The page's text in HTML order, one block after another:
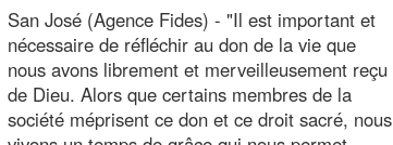
San José (Agence Fides) - "Il est important et
nécessaire de réfléchir au don de la vie que
nous avons librement et merveilleusement reçu
de Dieu. Alors que certains membres de la
société méprisent ce don et ce droit sacré, nous